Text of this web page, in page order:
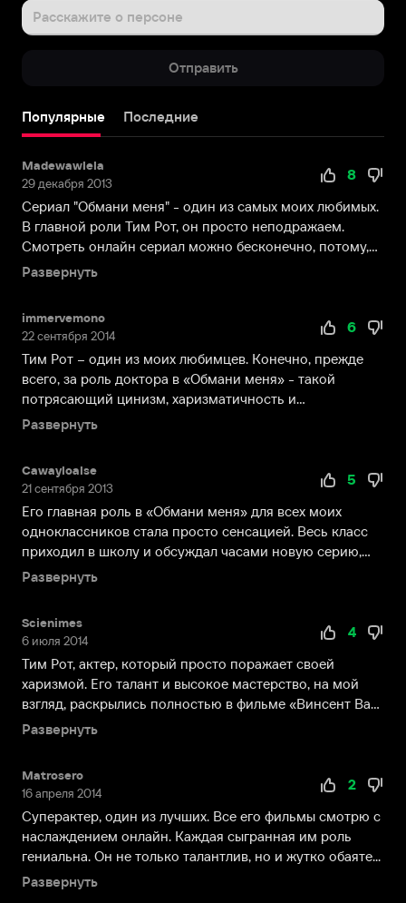
хотел
стать
посещал
занятия
школы
искусств
г.
Лондона.
Однако
потом
решение
относительно
будущей
заявив
том,
будет
актёром.
Дебют
в
мире
кино
Роту
был
21
год.
Роль
ему
непростая,
и
пришлось
картине
Расскажите о персоне
Отправить
Популярные Последние
Madewawlela
29 декабря 2013
8
Сериал "Обмани меня" - один из самых моих любимых.
В главной роли Тим Рот, он просто неподражаем.
Смотреть онлайн сериал можно бесконечно, потому,
что...
Развернуть
immervemono
22 сентября 2014
6
Тим Рот – один из моих любимцев. Конечно, прежде
всего, за роль доктора в «Обмани меня» - такой
потрясающий цинизм, харизматичность и
трогательность! ...
Развернуть
Cawayloalse
21 сентября 2013
5
Его главная роль в «Обмани меня» для всех моих
одноклассников стала просто сенсацией. Весь класс
приходил в школу и обсуждал часами новую серию,
подра...
Развернуть
Scienimes
6 июля 2014
4
Тим Рот, актер, который просто поражает своей
харизмой. Его талант и высокое мастерство, на мой
взгляд, раскрылись полностью в фильме «Винсент Ван
Гог...
Развернуть
Matrosero
16 апреля 2014
2
Суперактер, один из лучших. Все его фильмы смотрю с
наслаждением онлайн. Каждая сыгранная им роль
гениальна. Он не только талантлив, но и жутко обаяте...
Развернуть